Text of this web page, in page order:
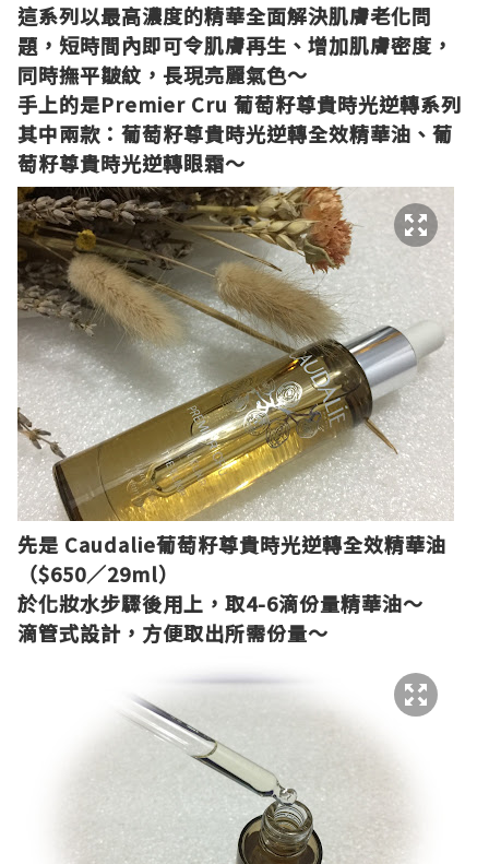
這系列以最高濃度的精華全面解決肌膚老化問
題，短時間內即可令肌膚再生、增加肌膚密度，
同時撫平皺紋，長現亮麗氣色～
手上的是Premier Cru 葡萄籽尊貴時光逆轉系列
其中兩款：葡萄籽尊貴時光逆轉全效精華油、葡
萄籽尊貴時光逆轉眼霜～
先是 Caudalie葡萄籽尊貴時光逆轉全效精華油
（$650／29ml）
於化妝水步驟後用上，取4-6滴份量精華油～
滴管式設計，方便取出所需份量～